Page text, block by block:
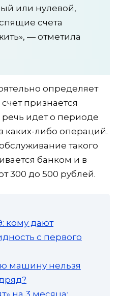
или нулевой,
счета
— отметила
определяет
признается
идет о периоде
каких-либо операций.
такого
банком и в
300 до 500 рублей.
кому дают
с первого
машину нельзя